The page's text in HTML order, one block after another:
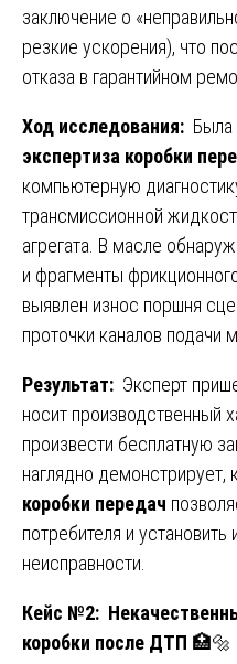
заключение о
резкие ускорения), что
отказа в гарантийном
Ход исследования: Была
экспертиза коробки
компьютерную
трансмиссионной
агрегата. В масле
и фрагменты
выявлен износ поршня
проточки каналов подачи
Результат: Эксперт
носит производственный
произвести бесплатную
наглядно демонстрирует,
коробки передач
потребителя и установить
неисправности.
Кейс №2:
коробки после ДТП 🏥🔩